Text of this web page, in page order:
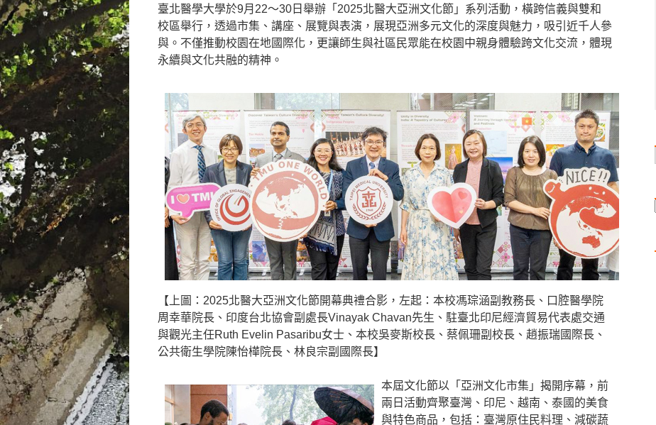
容臺北醫學大學於9月22～30日舉辦「2025北醫大亞洲文化節」系列活動，橫跨信義與雙和
校區舉行，透過市集、講座、展覽與表演，展現亞洲多元文化的深度與魅力，吸引近千人參
與。不僅推動校園在地國際化，更讓師生與社區民眾能在校園中親身體驗跨文化交流，體現
永續與文化共融的精神。
【上圖：2025北醫大亞洲文化節開幕典禮合影，左起：本校馮琮涵副教務長、口腔醫學院
周幸華院長、印度台北協會副處長Vinayak Chavan先生、駐臺北印尼經濟貿易代表處交通
與觀光主任Ruth Evelin Pasaribu女士、本校吳麥斯校長、蔡佩珊副校長、趙振瑞國際長、
公共衛生學院陳怡樺院長、林良宗副國際長】
本屆文化節以「亞洲文化市集」揭開序幕，前
兩日活動齊聚臺灣、印尼、越南、泰國的美食
與特色商品，包括：臺灣原住民料理、減碳蔬